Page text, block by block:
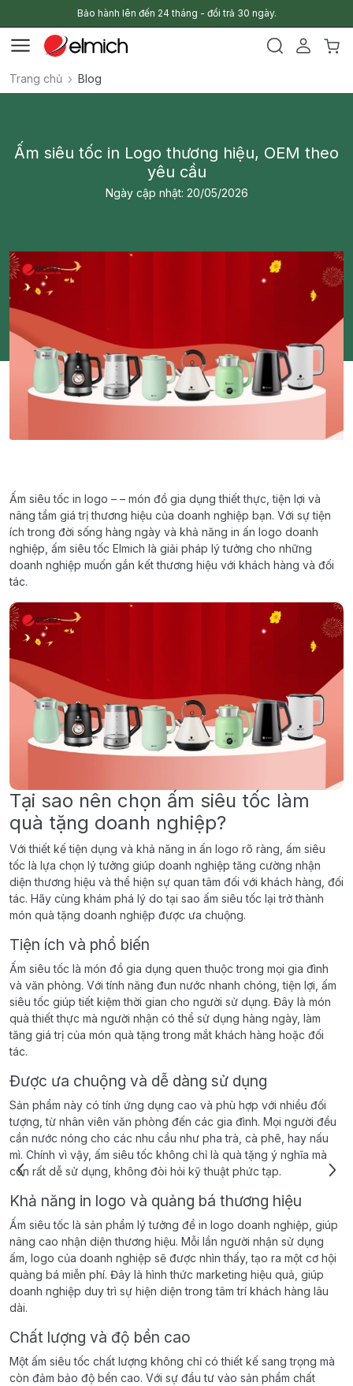
Bảo hành lên đến 24 tháng - đổi trả 30 ngày.
Trang chủ Blog
Ấm siêu tốc in Logo thương hiệu, OEM theo
yêu cầu
Ngày cập nhật: 20/05/2026
Ấm siêu tốc in logo – – món đồ gia dụng thiết thực, tiện lợi và
nâng tầm giá trị thương hiệu của doanh nghiệp bạn. Với sự tiện
ích trong đời sống hàng ngày và khả năng in ấn logo doanh
nghiệp, ấm siêu tốc Elmich là giải pháp lý tưởng cho những
doanh nghiệp muốn gắn kết thương hiệu với khách hàng và đối
tác.
Tại sao nên chọn ấm siêu tốc làm
quà tặng doanh nghiệp?
Với thiết kế tiện dụng và khả năng in ấn logo rõ ràng, ấm siêu
tốc là lựa chọn lý tưởng giúp doanh nghiệp tăng cường nhận
diện thương hiệu và thể hiện sự quan tâm đối với khách hàng, đối
tác. Hãy cùng khám phá lý do tại sao ấm siêu tốc lại trở thành
món quà tặng doanh nghiệp được ưa chuộng.
Tiện ích và phổ biến
Ấm siêu tốc là món đồ gia dụng quen thuộc trong mọi gia đình
và văn phòng. Với tính năng đun nước nhanh chóng, tiện lợi, ấm
siêu tốc giúp tiết kiệm thời gian cho người sử dụng. Đây là món
quà thiết thực mà người nhận có thể sử dụng hàng ngày, làm
tăng giá trị của món quà tặng trong mắt khách hàng hoặc đối
tác.
Được ưa chuộng và dễ dàng sử dụng
Sản phẩm này có tính ứng dụng cao và phù hợp với nhiều đối
tượng, từ nhân viên văn phòng đến các gia đình. Mọi người đều
cần nước nóng cho các nhu cầu như pha trà, cà phê, hay nấu
mì. Chính vì vậy, ấm siêu tốc không chỉ là quà tặng ý nghĩa mà
còn rất dễ sử dụng, không đòi hỏi kỹ thuật phức tạp.
Khả năng in logo và quảng bá thương hiệu
Ấm siêu tốc là sản phẩm lý tưởng để in logo doanh nghiệp, giúp
nâng cao nhận diện thương hiệu. Mỗi lần người nhận sử dụng
ấm, logo của doanh nghiệp sẽ được nhìn thấy, tạo ra một cơ hội
quảng bá miễn phí. Đây là hình thức marketing hiệu quả, giúp
doanh nghiệp duy trì sự hiện diện trong tâm trí khách hàng lâu
dài.
Chất lượng và độ bền cao
Một ấm siêu tốc chất lượng không chỉ có thiết kế sang trọng mà
còn đảm bảo độ bền cao. Với sự đầu tư vào sản phẩm chất